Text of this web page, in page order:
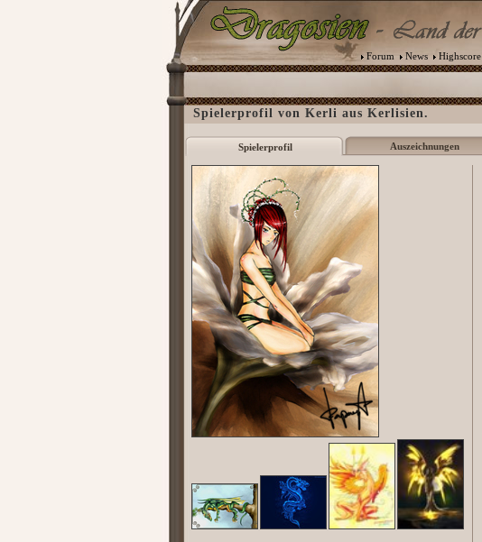
Forum News Highscore
Spielerprofil von Kerli aus Kerlisien.
Spielerprofil Auszeichnungen